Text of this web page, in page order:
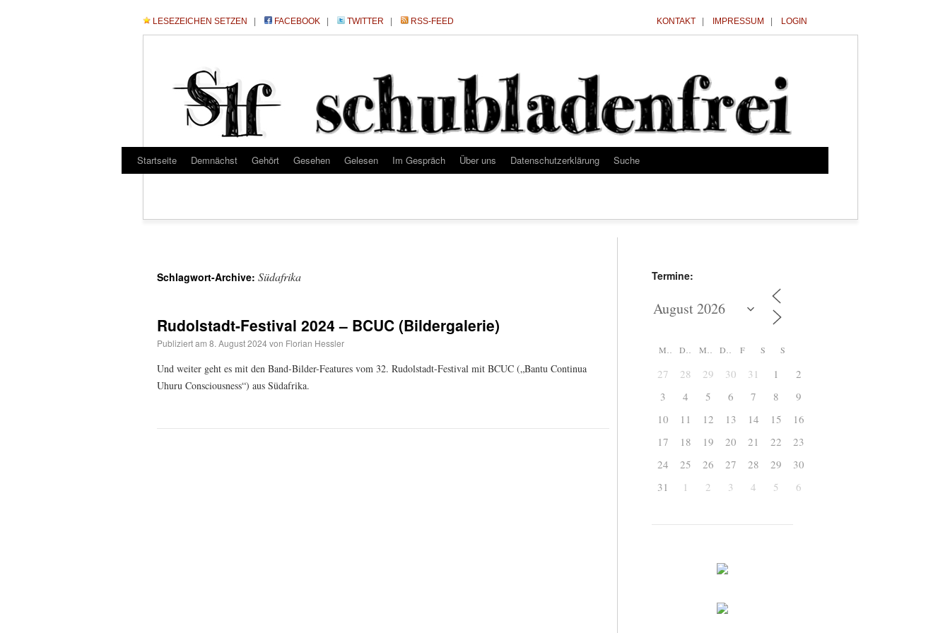
LESEZEICHEN SETZEN FACEBOOK TWITTER RSS-FEED KONTAKT IMPRESSUM LOGIN
Startseite Demnächst Gehört Gesehen Gelesen Im Gespräch Über uns Datenschutzerklärung Suche
Schlagwort-Archive: Südafrika
Rudolstadt-Festival 2024 – BCUC (Bildergalerie)
Publiziert am 8. August 2024von Florian Hessler
Und weiter geht es mit den Band-Bilder-Features vom 32. Rudolstadt-Festival mit BCUC („Bantu Continua
Uhuru Consciousness“) aus Südafrika.
Termine:
F S S
27 28 29 30 31 1
2
3
4 5 6 7 8
9
10
11 12 13 14 15
16
17
18 19 20 21 22
23
24
25 26 27 28 29
30
31
1 2 3 4 5 6